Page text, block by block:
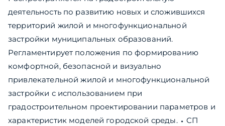
деятельность по развитию новых и сложившихся
территорий жилой и многофункциональной
застройки муниципальных образований.
Регламентирует положения по формированию
комфортной, безопасной и визуально
привлекательной жилой и многофункциональной
застройки с использованием при
градостроительном проектировании параметров и
характеристик моделей городской среды. ⬩ СП